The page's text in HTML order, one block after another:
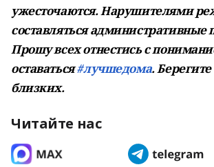
ужесточаются. Нарушителями
составляться административные
Прошу всех отнестись с
оставаться#лучшедома.
близких.
Читайте нас